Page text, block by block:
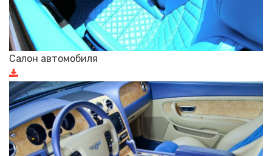
Салон автомобиля